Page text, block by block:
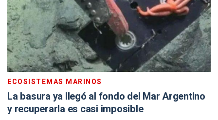
ECOSISTEMAS MARINOS
La basura ya llegó al fondo del Mar Argentino
y recuperarla es casi imposible